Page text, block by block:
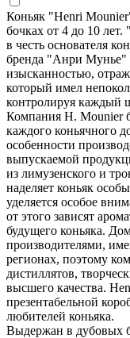
Коньяк "Henri
бочках от 4 до 10
в честь основателя
бренда "Анри Мунье"
изысканностью,
который имел
контролируя каждый
Компания Н. Mounier
каждого коньячного
особенности
выпускаемой
из лимузенского и
наделяет коньяк
уделяется особое
от этого зависят
будущего коньяка.
производителями,
регионах, поэтому
дистиллятов,
высшего качества.
презентабельной
любителей коньяка.
Выдержан в дубовых